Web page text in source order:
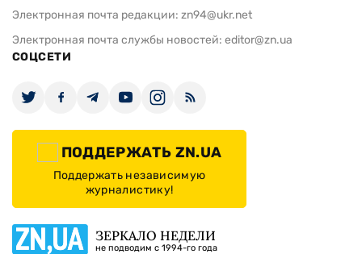
Электронная почта редакции: zn94@ukr.net
Электронная почта службы новостей: editor@zn.ua
СОЦСЕТИ
ПОДДЕРЖАТЬ ZN.UA
Поддержать независимую
журналистику!
ЗЕРКАЛО НЕДЕЛИ
не подводим с 1994-го года